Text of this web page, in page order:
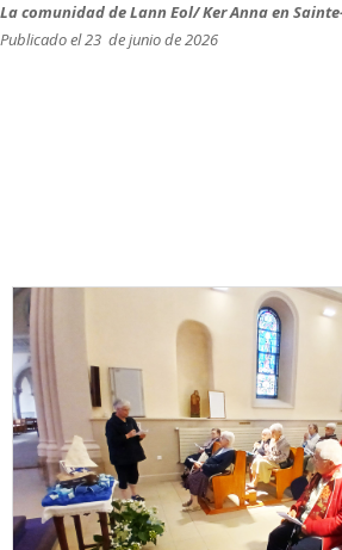
La comunidad de Lann Eol/ Ker Anna en
Publicado el 23 de junio de 2026